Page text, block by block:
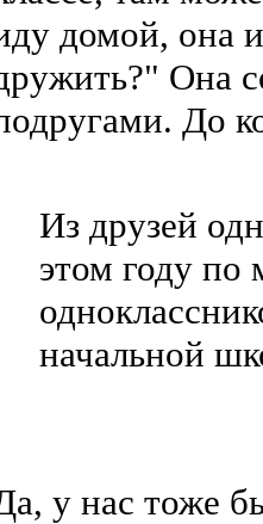
домой, она
Она
До
Из друзей
этом году по
начальной
у нас тоже